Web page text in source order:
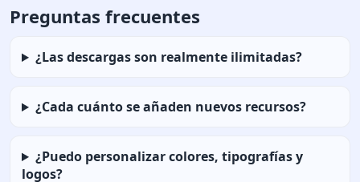
Preguntas frecuentes
¿Las descargas son realmente ilimitadas?
¿Cada cuánto se añaden nuevos recursos?
¿Puedo personalizar colores, tipografías y
logos?